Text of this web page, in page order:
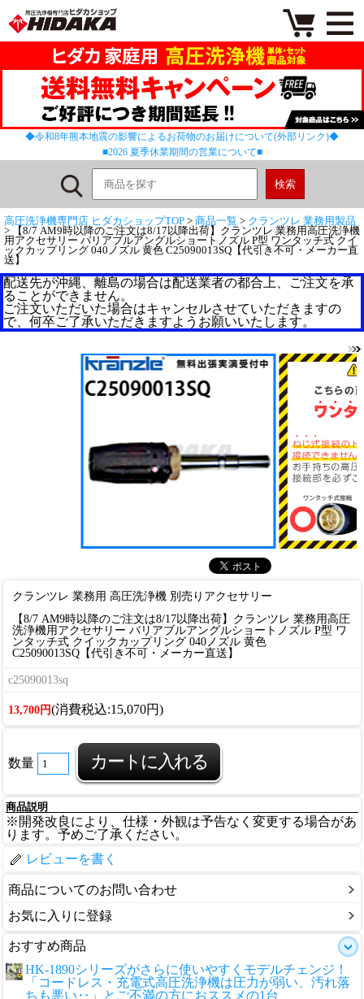
◆令和8年熊本地震の影響によるお荷物のお届けについて(外部リンク)◆
■2026 夏季休業期間の営業について■
高圧洗浄機専門店 ヒダカショップTOP > 商品一覧 > クランツレ 業務用製品
> 【8/7 AM9時以降のご注文は8/17以降出荷】クランツレ 業務用高圧洗浄機
用アクセサリー バリアブルアングルショートノズル P型 ワンタッチ式 クイ
ックカップリング 040ノズル 黄色 C25090013SQ【代引き不可・メーカー直
送】
配送先が沖縄、離島の場合は配送業者の都合上、ご注文を承
ることができません。
ご注文いただいた場合はキャンセルさせていただきますの
で、何卒ご了承いただきますようお願いいたします。
クランツレ 業務用 高圧洗浄機 別売りアクセサリー
【8/7 AM9時以降のご注文は8/17以降出荷】クランツレ 業務用高圧
洗浄機用アクセサリー バリアブルアングルショートノズル P型 ワ
ンタッチ式 クイックカップリング 040ノズル 黄色
C25090013SQ【代引き不可・メーカー直送】
c25090013sq
13,700円(消費税込:15,070円)
数量
商品説明
※開発改良により、仕様・外観は予告なく変更する場合があ
ります。予めご了承ください。
レビューを書く
商品についてのお問い合わせ
お気に入りに登録
おすすめ商品
HK-1890シリーズがさらに使いやすくモデルチェンジ！
「コードレス・充電式高圧洗浄機は圧力が弱い、汚れ落
ちも悪い‥」とご不満の方におススメの1台